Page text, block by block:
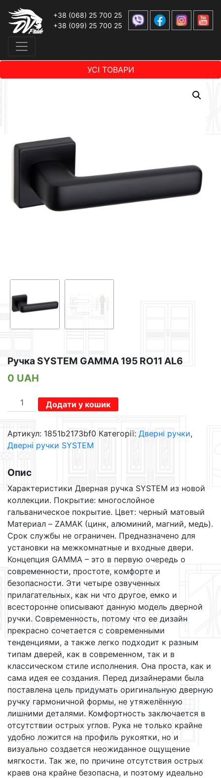
+38 (068) 25 700 25
+38 (099) 25 700 25
УСІ ТОВАРИ
Ручка SYSTEM GAMMA 195 RO11 AL6
0 UAH
Ручка
SYSTEM
195
RO11
кількість
Додати у кошик
Артикул: 1851b2173bf0 Категорії: Дверні ручки,
Дверні ручки SYSTEM
Опис
Характеристики Дверная ручка SYSTEM из новой
коллекции. Покрытие: многослойное
гальваническое покрытие. Цвет: черный матовый
Материал – ZAMAK (цинк, алюминий, магний, медь).
Срок службы не ограничен. Предназначено для
установки на межкомнатные и входные двери.
Концепция GAMMA – это в первую очередь о
современности, простоте, комфорте и
безопасности. Эти четыре озвученных
прилагательных, как ни что другое, емко и
всесторонне описывают данную модель дверной
ручки. Современность, потому что ее дизайн
прекрасно сочетается с современными
тенденциями, а также легко подходит к разным
типам дверей, как в современном, так и в
классическом стиле исполнения. Она проста, как и
сама идея ее создания. Перед дизайнерами была
поставлена цель придумать оригинальную дверную
ручку гармоничной формы, не утяжелённую
лишними деталями. Комфортность заключается в
отсутствии острых углов. Рука не только крайне
удобно ложится на профиль рукоятки, но и
визуально создается неожиданное ощущение
мягкости. Так же, по причине отсутствия острых
краев она крайне безопасна, и поэтому идеально